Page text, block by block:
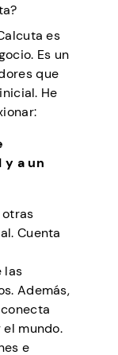
es
Es un
que
He
a un
Cuenta
las
Además,
mundo.
e